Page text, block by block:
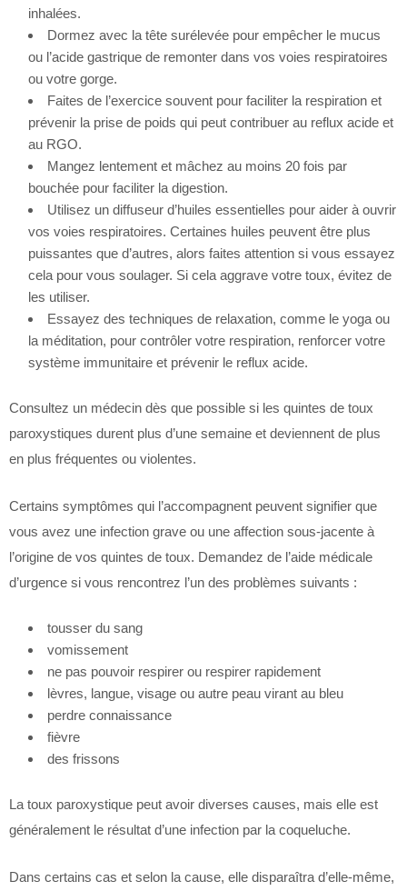
inhalées.
Dormez avec la tête surélevée pour empêcher le mucus
ou l’acide gastrique de remonter dans vos voies respiratoires
ou votre gorge.
Faites de l’exercice souvent pour faciliter la respiration et
prévenir la prise de poids qui peut contribuer au reflux acide et
au RGO.
Mangez lentement et mâchez au moins 20 fois par
bouchée pour faciliter la digestion.
Utilisez un diffuseur d’huiles essentielles pour aider à ouvrir
vos voies respiratoires. Certaines huiles peuvent être plus
puissantes que d’autres, alors faites attention si vous essayez
cela pour vous soulager. Si cela aggrave votre toux, évitez de
les utiliser.
Essayez des techniques de relaxation, comme le yoga ou
la méditation, pour contrôler votre respiration, renforcer votre
système immunitaire et prévenir le reflux acide.
Consultez un médecin dès que possible si les quintes de toux
paroxystiques durent plus d’une semaine et deviennent de plus
en plus fréquentes ou violentes.
Certains symptômes qui l’accompagnent peuvent signifier que
vous avez une infection grave ou une affection sous-jacente à
l’origine de vos quintes de toux. Demandez de l’aide médicale
d’urgence si vous rencontrez l’un des problèmes suivants :
tousser du sang
vomissement
ne pas pouvoir respirer ou respirer rapidement
lèvres, langue, visage ou autre peau virant au bleu
perdre connaissance
fièvre
des frissons
La toux paroxystique peut avoir diverses causes, mais elle est
généralement le résultat d’une infection par la coqueluche.
Dans certains cas et selon la cause, elle disparaîtra d’elle-même,